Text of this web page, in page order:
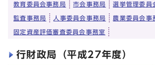
教育委員会事務局 市会事務局 選挙管理委員
監査事務局 人事委員会事務局 農業委員会事
固定資産評価審査委員会事務室
行財政局（平成27年度）